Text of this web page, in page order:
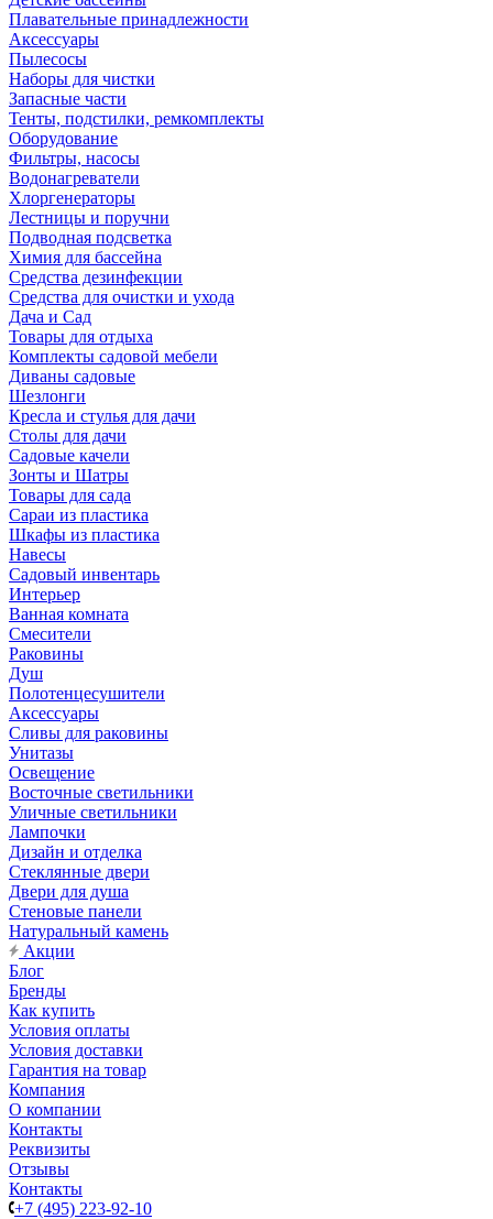
Плавательные принадлежности
Аксессуары
Пылесосы
Наборы для чистки
Запасные части
Тенты, подстилки, ремкомплекты
Оборудование
Фильтры, насосы
Водонагреватели
Хлоргенераторы
Лестницы и поручни
Подводная подсветка
Химия для бассейна
Средства дезинфекции
Средства для очистки и ухода
Дача и Сад
Товары для отдыха
Комплекты садовой мебели
Диваны садовые
Шезлонги
Кресла и стулья для дачи
Столы для дачи
Садовые качели
Зонты и Шатры
Товары для сада
Сараи из пластика
Шкафы из пластика
Навесы
Садовый инвентарь
Интерьер
Ванная комната
Смесители
Раковины
Душ
Полотенцесушители
Аксессуары
Сливы для раковины
Унитазы
Освещение
Восточные светильники
Уличные светильники
Лампочки
Дизайн и отделка
Стеклянные двери
Двери для душа
Стеновые панели
Натуральный камень
Акции
Блог
Бренды
Как купить
Условия оплаты
Условия доставки
Гарантия на товар
Компания
О компании
Контакты
Реквизиты
Отзывы
Контакты
+7 (495) 223-92-10